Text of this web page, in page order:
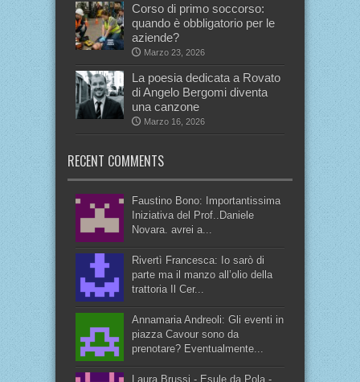
Corso di primo soccorso:
quando è obbligatorio per le
aziende?
Marzo 23, 2026
La poesia dedicata a Rovato
di Angelo Bergomi diventa
una canzone
Marzo 16, 2026
RECENT COMMENTS
Faustino Bono: Importantissima
Iniziativa del Prof..Daniele
Novara. avrei a...
Rivertì Francesca: Io sarò di
parte ma il manzo all’olio della
trattoria Il Cer...
Annamaria Andreoli: Gli eventi in
piazza Cavour sono da
prenotare? Eventualmente...
Laura Brussi - Esule da Pola -